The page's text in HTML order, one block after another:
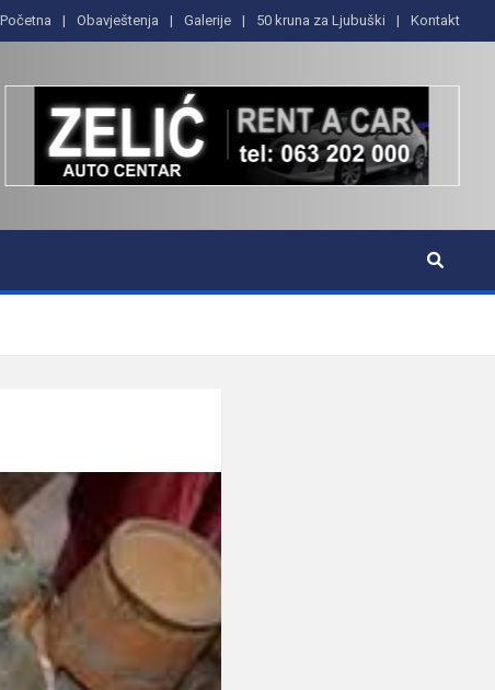
Početna Obavještenja Galerije 50 kruna za Ljubuški Kontakt